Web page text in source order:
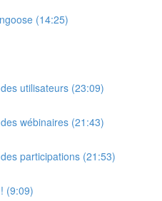
(14:25)
utilisateurs (23:09)
wébinaires (21:43)
participations (21:53)
(9:09)